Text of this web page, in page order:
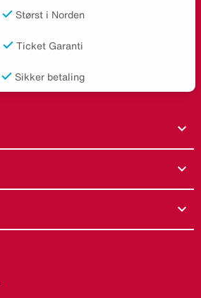
Størst i Norden
Ticket Garanti
Sikker betaling
expand_more
expand_more
expand_more